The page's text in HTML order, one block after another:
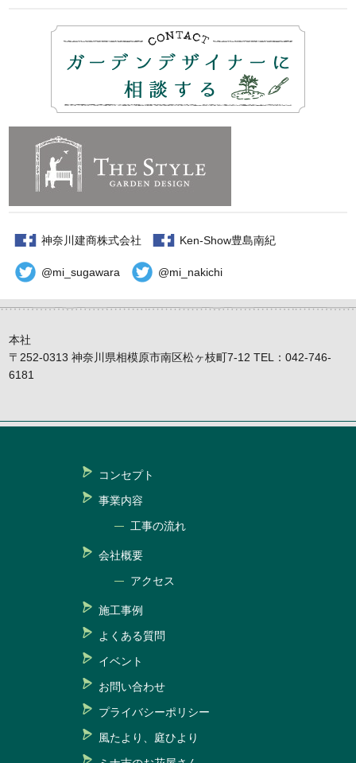
神奈川建商株式会社 Ken-Show豊島南紀
@mi_sugawara @mi_nakichi
本社
〒252-0313 神奈川県相模原市南区松ヶ枝町7-12 TEL：042-746-
6181
コンセプト
事業内容
工事の流れ
会社概要
アクセス
施工事例
よくある質問
イベント
お問い合わせ
プライバシーポリシー
風たより、庭ひより